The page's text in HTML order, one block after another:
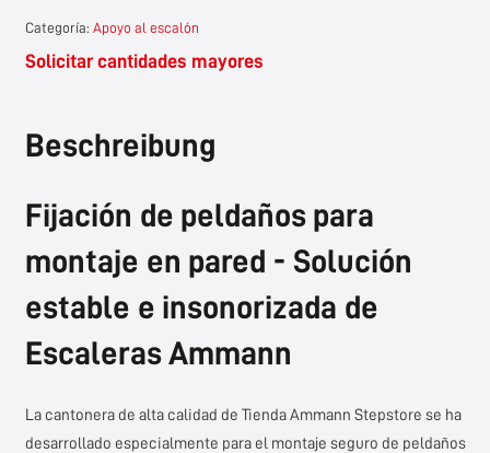
Categoría: Apoyo al escalón
Solicitar cantidades mayores
Beschreibung
Fijación de peldaños para
montaje en pared - Solución
estable e insonorizada de
Escaleras Ammann
La cantonera de alta calidad de Tienda Ammann Stepstore se ha
desarrollado especialmente para el montaje seguro de peldaños